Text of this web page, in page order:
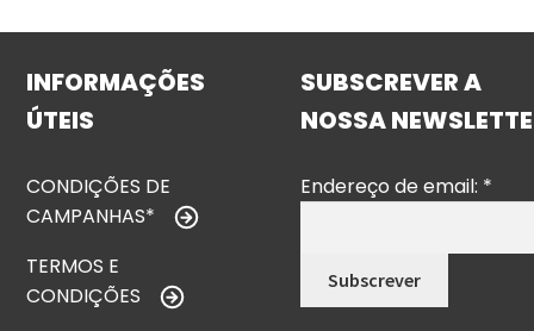
INFORMAÇÕES
ÚTEIS
CONDIÇÕES DE
CAMPANHAS*
TERMOS E
CONDIÇÕES
SUBSCREVER A
NOSSA
Endereço de email: *